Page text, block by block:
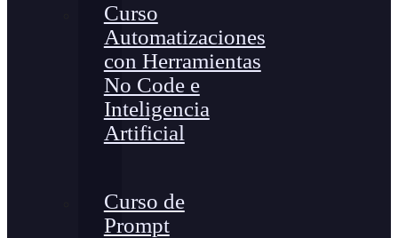
Curso
Automatizaciones
con Herramientas
No Code e
Inteligencia
Artificial
Curso de
Prompt